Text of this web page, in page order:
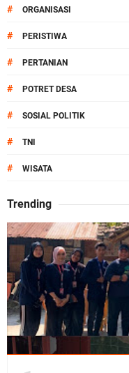
# ORGANISASI
# PERISTIWA
# PERTANIAN
# POTRET DESA
# SOSIAL POLITIK
# TNI
# WISATA
Trending